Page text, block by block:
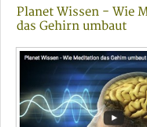
Planet Wissen - Wie
das Gehirn umbaut